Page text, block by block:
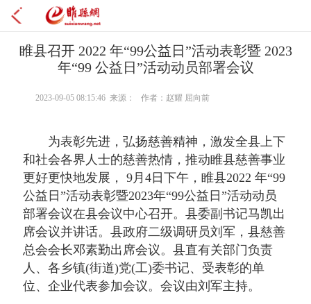
睢县召开 2022 年“99公益日”活动表彰暨 2023
年“99 公益日”活动动员部署会议
2023-09-05 08:15:46 来源： 作者：赵耀 屈向前
为表彰先进，弘扬慈善精神，激发全县上下
和社会各界人士的慈善热情，推动睢县慈善事业
更好更快地发展， 9月4日下午，睢县2022 年“99
公益日”活动表彰暨2023年“99公益日”活动动员
部署会议在县会议中心召开。县委副书记马凯出
席会议并讲话。县政府二级调研员刘军，县慈善
总会会长邓素勤出席会议。县直有关部门负责
人、各乡镇(街道)党(工)委书记、受表彰的单
位、企业代表参加会议。会议由刘军主持。